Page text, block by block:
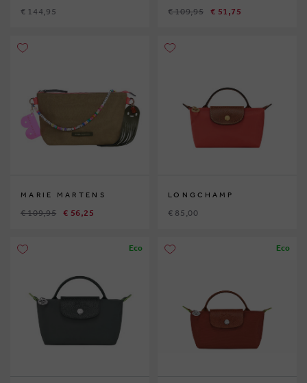
€ 144,95 € 109,95 € 51,75
MARIE MARTENS
€ 109,95 € 56,25
LONGCHAMP
€ 85,00
Eco Eco